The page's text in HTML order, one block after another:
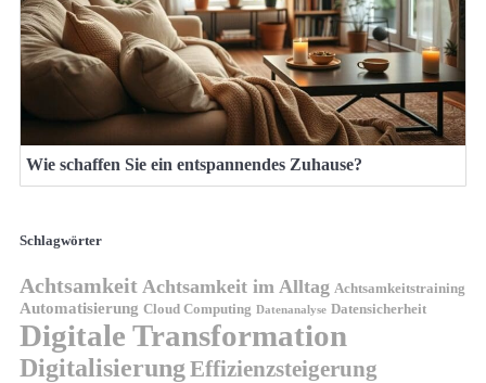
Wie schaffen Sie ein entspannendes Zuhause?
Schlagwörter
Achtsamkeit Achtsamkeit im Alltag Achtsamkeitstraining
Automatisierung Cloud Computing Datenanalyse Datensicherheit
Digitale Transformation
Digitalisierung Effizienzsteigerung